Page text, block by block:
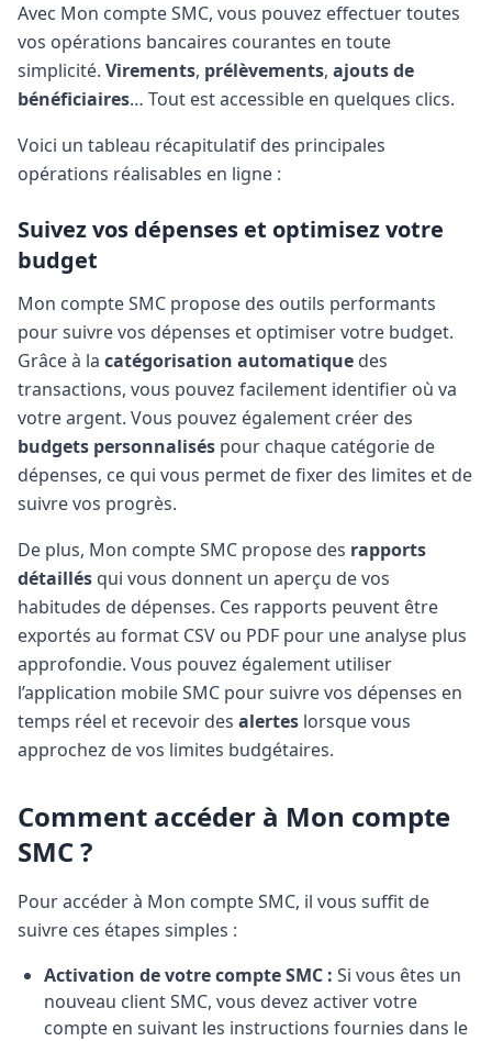
Avec Mon compte SMC, vous pouvez effectuer toutes
vos opérations bancaires courantes en toute
simplicité. Virements, prélèvements, ajouts de
bénéficiaires… Tout est accessible en quelques clics.
Voici un tableau récapitulatif des principales
opérations réalisables en ligne :
Suivez vos dépenses et optimisez votre
budget
Mon compte SMC propose des outils performants
pour suivre vos dépenses et optimiser votre budget.
Grâce à la catégorisation automatique des
transactions, vous pouvez facilement identifier où va
votre argent. Vous pouvez également créer des
budgets personnalisés pour chaque catégorie de
dépenses, ce qui vous permet de fixer des limites et de
suivre vos progrès.
De plus, Mon compte SMC propose des rapports
détaillés qui vous donnent un aperçu de vos
habitudes de dépenses. Ces rapports peuvent être
exportés au format CSV ou PDF pour une analyse plus
approfondie. Vous pouvez également utiliser
l’application mobile SMC pour suivre vos dépenses en
temps réel et recevoir des alertes lorsque vous
approchez de vos limites budgétaires.
Comment accéder à Mon compte
SMC ?
Pour accéder à Mon compte SMC, il vous suffit de
suivre ces étapes simples :
Activation de votre compte SMC : Si vous êtes un
nouveau client SMC, vous devez activer votre
compte en suivant les instructions fournies dans le